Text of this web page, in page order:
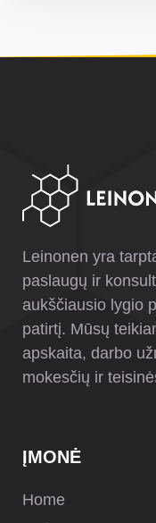
Leinonen yra
paslaugų ir
aukščiausio lygio
patirtį. Mūsų
apskaita, darbo
mokesčių ir
ĮMONĖ
Home